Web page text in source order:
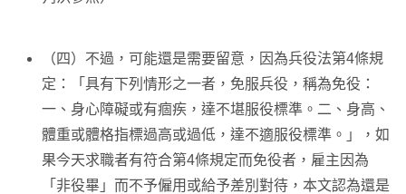
（四）不過，可能還是需要留意，因為兵役法第4條規
定：「具有下列情形之一者，免服兵役，稱為免役：
一、身心障礙或有痼疾，達不堪服役標準。二、身高、
體重或體格指標過高或過低，達不適服役標準。」，如
果今天求職者有符合第4條規定而免役者，雇主因為
「非役畢」而不予僱用或給予差別對待，本文認為還是